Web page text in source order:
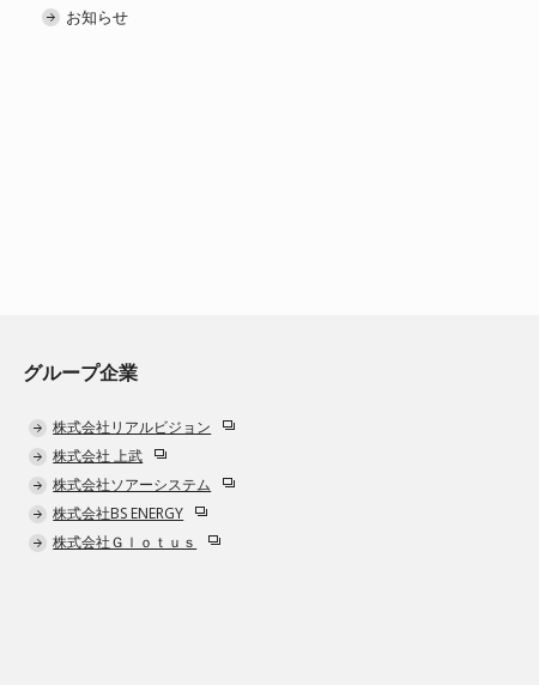
お知らせ
グループ企業
株式会社リアルビジョン
株式会社 上武
株式会社ソアーシステム
株式会社BS ENERGY
株式会社Ｇｌｏｔｕｓ